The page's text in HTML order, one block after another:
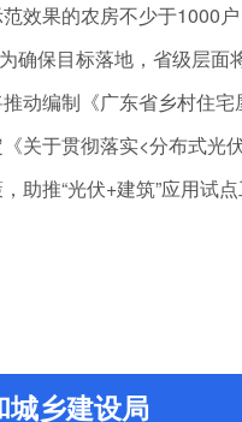
效果的农房不少于1000
保目标落地，省级层面
动编制《广东省乡村住
关于贯彻落实<分布式光
助推“光伏+建筑”应用试
城乡建设局